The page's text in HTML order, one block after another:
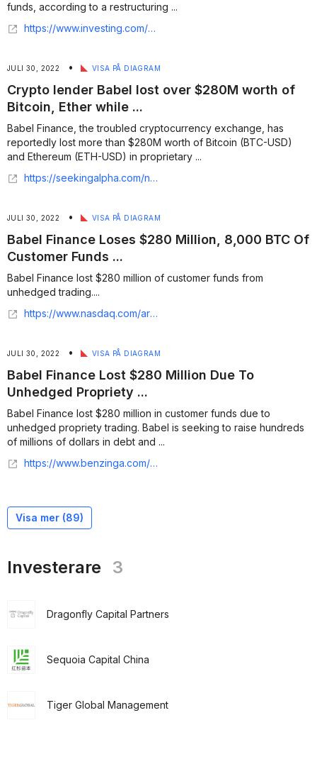
funds, according to a restructuring ...
https://www.investing.com/analysis/babel-lost-8000-btc-and-56000-eth-while-trading-customer-funds-200627812
JULI 30, 2022 • VISA PÅ DIAGRAM
Crypto lender Babel lost over $280M worth of
Bitcoin, Ether while ...
Babel Finance, the troubled cryptocurrency exchange, has
reportedly lost more than $280M worth of Bitcoin (BTC-USD)
and Ethereum (ETH-USD) in proprietary ...
https://seekingalpha.com/news/3863393-crypto-lender-babel-lost-over-280m-worth-of-bitcoin-ether-while-trading-client-funds-report
JULI 30, 2022 • VISA PÅ DIAGRAM
Babel Finance Loses $280 Million, 8,000 BTC Of
Customer Funds ...
Babel Finance lost $280 million of customer funds from
unhedged trading....
https://www.nasdaq.com/articles/babel-finance-loses-%24280-million-8000-btc-of-customer-funds%3A-report
JULI 30, 2022 • VISA PÅ DIAGRAM
Babel Finance Lost $280 Million Due To
Unhedged Propriety ...
Babel Finance lost $280 million in customer funds due to
unhedged propriety trading. Babel is seeking to raise hundreds
of millions of dollars in debt and ...
https://www.benzinga.com/markets/cryptocurrency/22/07/28268357/babel-lost-280-million-due-to-unhedged-propriety-trading-report
Visa mer (89)
Investerare 3
Dragonfly Capital Partners
Sequoia Capital China
Tiger Global Management